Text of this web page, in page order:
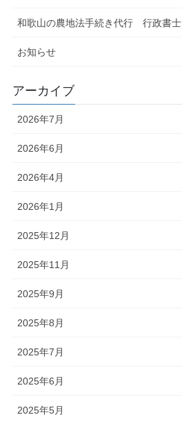
和歌山の農地法手続き代行 行政書士
お知らせ
アーカイブ
2026年7月
2026年6月
2026年4月
2026年1月
2025年12月
2025年11月
2025年9月
2025年8月
2025年7月
2025年6月
2025年5月